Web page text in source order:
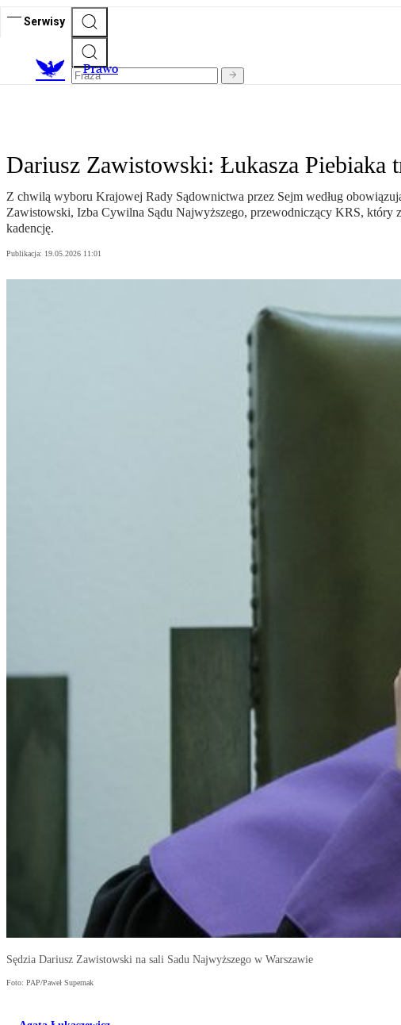
Serwisy
Prawo
Dariusz Zawistowski: Łukasza Piebiaka
Z chwilą wyboru Krajowej Rady Sądownictwa przez Sejm według
Zawistowski, Izba Cywilna Sądu Najwyższego, przewodniczący KRS, który
kadencję.
Publikacja: 19.05.2026 11:01
Sędzia Dariusz Zawistowski na sali Sadu Najwyższego w Warszawie
Foto: PAP/Paweł Supernak